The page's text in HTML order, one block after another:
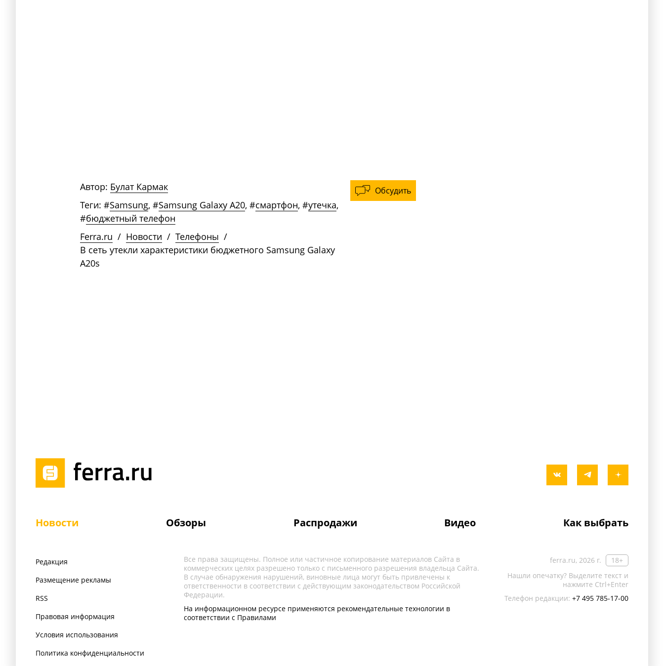
Обсудить
Автор: Булат Кармак
Теги: #Samsung, #Samsung Galaxy A20, #смартфон, #утечка,
#бюджетный телефон
Ferra.ru / Новости / Телефоны /
В сеть утекли характеристики бюджетного Samsung Galaxy
A20s
Новости Обзоры Распродажи Видео Как выбрать
Редакция
Размещение рекламы
RSS
Правовая информация
Условия использования
Политика конфиденциальности
ferra.ru, 2026 г.
18+
Нашли опечатку? Выделите текст и
нажмите Ctrl+Enter
Телефон редакции: +7 495 785-17-00
Все права защищены. Полное или частичное копирование материалов Сайта в
коммерческих целях разрешено только с письменного разрешения владельца Сайта.
В случае обнаружения нарушений, виновные лица могут быть привлечены к
ответственности в соответствии с действующим законодательством Российской
Федерации.
На информационном ресурсе применяются рекомендательные технологии в
соответствии с Правилами